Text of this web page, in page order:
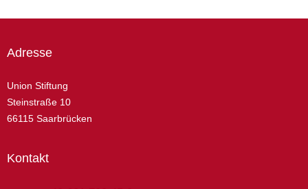
Adresse
Union Stiftung
Steinstraße 10
66115 Saarbrücken
Kontakt